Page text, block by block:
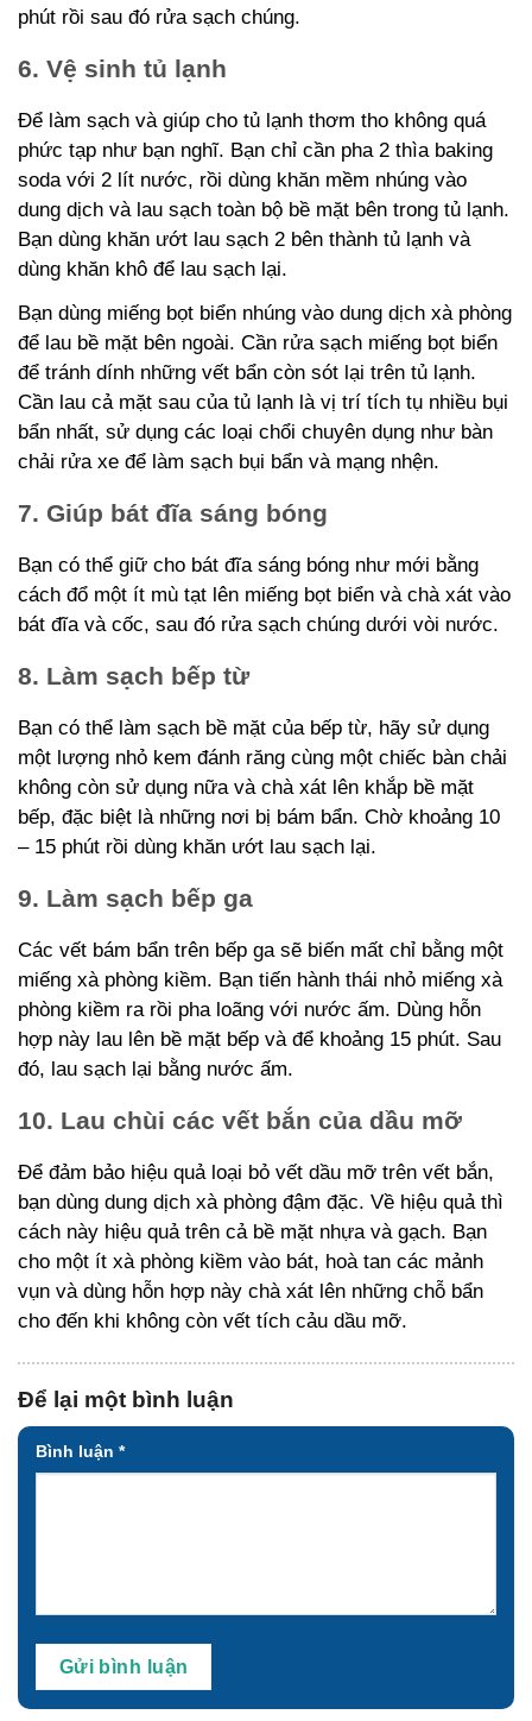
phút rồi sau đó rửa sạch chúng.
6. Vệ sinh tủ lạnh
Để làm sạch và giúp cho tủ lạnh thơm tho không quá
phức tạp như bạn nghĩ. Bạn chỉ cần pha 2 thìa baking
soda với 2 lít nước, rồi dùng khăn mềm nhúng vào
dung dịch và lau sạch toàn bộ bề mặt bên trong tủ lạnh.
Bạn dùng khăn ướt lau sạch 2 bên thành tủ lạnh và
dùng khăn khô để lau sạch lại.
Bạn dùng miếng bọt biển nhúng vào dung dịch xà phòng
để lau bề mặt bên ngoài. Cần rửa sạch miếng bọt biển
để tránh dính những vết bẩn còn sót lại trên tủ lạnh.
Cần lau cả mặt sau của tủ lạnh là vị trí tích tụ nhiều bụi
bẩn nhất, sử dụng các loại chổi chuyên dụng như bàn
chải rửa xe để làm sạch bụi bẩn và mạng nhện.
7. Giúp bát đĩa sáng bóng
Bạn có thể giữ cho bát đĩa sáng bóng như mới bằng
cách đổ một ít mù tạt lên miếng bọt biển và chà xát vào
bát đĩa và cốc, sau đó rửa sạch chúng dưới vòi nước.
8. Làm sạch bếp từ
Bạn có thể làm sạch bề mặt của bếp từ, hãy sử dụng
một lượng nhỏ kem đánh răng cùng một chiếc bàn chải
không còn sử dụng nữa và chà xát lên khắp bề mặt
bếp, đặc biệt là những nơi bị bám bẩn. Chờ khoảng 10
– 15 phút rồi dùng khăn ướt lau sạch lại.
9. Làm sạch bếp ga
Các vết bám bẩn trên bếp ga sẽ biến mất chỉ bằng một
miếng xà phòng kiềm. Bạn tiến hành thái nhỏ miếng xà
phòng kiềm ra rồi pha loãng với nước ấm. Dùng hỗn
hợp này lau lên bề mặt bếp và để khoảng 15 phút. Sau
đó, lau sạch lại bằng nước ấm.
10. Lau chùi các vết bắn của dầu mỡ
Để đảm bảo hiệu quả loại bỏ vết dầu mỡ trên vết bắn,
bạn dùng dung dịch xà phòng đậm đặc. Về hiệu quả thì
cách này hiệu quả trên cả bề mặt nhựa và gạch. Bạn
cho một ít xà phòng kiềm vào bát, hoà tan các mảnh
vụn và dùng hỗn hợp này chà xát lên những chỗ bẩn
cho đến khi không còn vết tích cảu dầu mỡ.
Để lại một bình luận
Bình luận *